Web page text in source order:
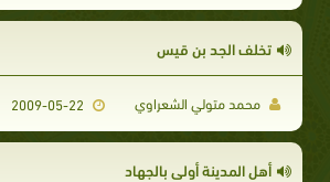
تخلف الجد بن قيس
محمد متولي الشعراوي
أهل المدينة أولى بالجهاد